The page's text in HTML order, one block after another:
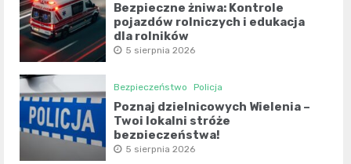
Bezpieczne żniwa: Kontrole
pojazdów rolniczych i edukacja
dla rolników
5 sierpnia 2026
Bezpieczeństwo Policja
Poznaj dzielnicowych Wielenia –
Twoi lokalni stróże
bezpieczeństwa!
5 sierpnia 2026